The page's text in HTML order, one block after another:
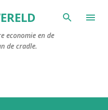
hoofdcontent
economie en de
de cradle.